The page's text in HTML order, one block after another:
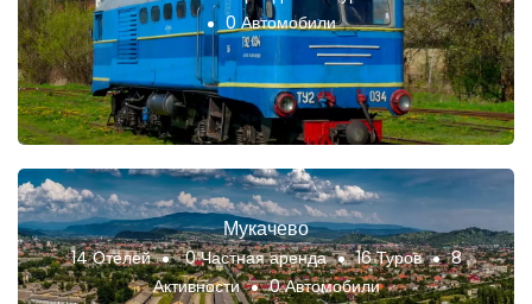
0 Автомобили
Мукачево
14 Отелей 0 Частная аренда 16 Туров
8
Активности
0 Автомобили